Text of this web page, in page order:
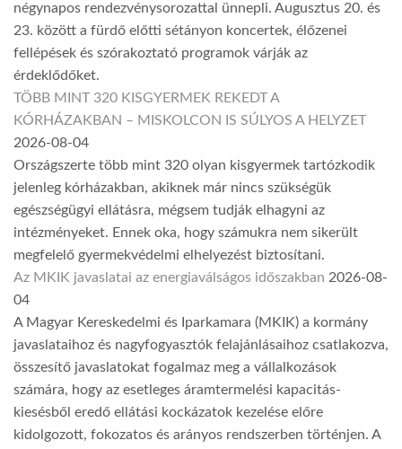
négynapos rendezvénysorozattal ünnepli. Augusztus 20. és
23. között a fürdő előtti sétányon koncertek, élőzenei
fellépések és szórakoztató programok várják az
érdeklődőket.
TÖBB MINT 320 KISGYERMEK REKEDT A
KÓRHÁZAKBAN – MISKOLCON IS SÚLYOS A HELYZET
2026-08-04
Országszerte több mint 320 olyan kisgyermek tartózkodik
jelenleg kórházakban, akiknek már nincs szükségük
egészségügyi ellátásra, mégsem tudják elhagyni az
intézményeket. Ennek oka, hogy számukra nem sikerült
megfelelő gyermekvédelmi elhelyezést biztosítani.
Az MKIK javaslatai az energiaválságos időszakban 2026-08-
04
A Magyar Kereskedelmi és Iparkamara (MKIK) a kormány
javaslataihoz és nagyfogyasztók felajánlásaihoz csatlakozva,
összesítő javaslatokat fogalmaz meg a vállalkozások
számára, hogy az esetleges áramtermelési kapacitás-
kiesésből eredő ellátási kockázatok kezelése előre
kidolgozott, fokozatos és arányos rendszerben történjen. A